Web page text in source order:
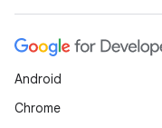
Android
Chrome